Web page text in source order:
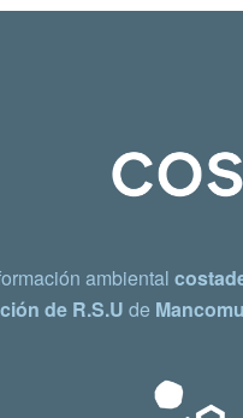
ambiental
de R.S.U de